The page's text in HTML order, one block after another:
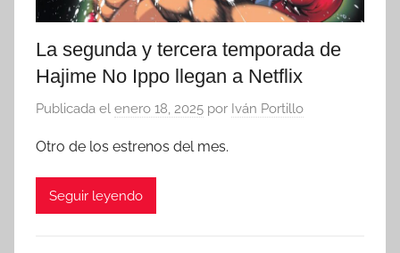
La segunda y tercera temporada de
Hajime No Ippo llegan a Netflix
Publicada el enero 18, 2025 por Iván Portillo
Otro de los estrenos del mes.
Seguir leyendo